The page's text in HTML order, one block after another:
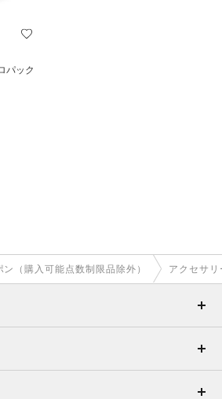
パック
（購入可能点数制限品除外） アクセサリ